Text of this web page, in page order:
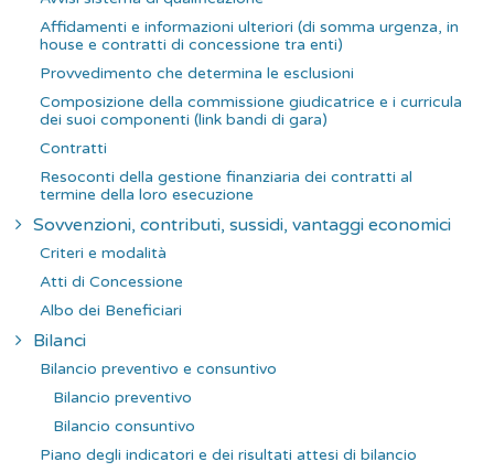
Affidamenti e informazioni ulteriori (di somma urgenza, in
house e contratti di concessione tra enti)
Provvedimento che determina le esclusioni
Composizione della commissione giudicatrice e i curricula
dei suoi componenti (link bandi di gara)
Contratti
Resoconti della gestione finanziaria dei contratti al
termine della loro esecuzione
Sovvenzioni, contributi, sussidi, vantaggi economici
Criteri e modalità
Atti di Concessione
Albo dei Beneficiari
Bilanci
Bilancio preventivo e consuntivo
Bilancio preventivo
Bilancio consuntivo
Piano degli indicatori e dei risultati attesi di bilancio